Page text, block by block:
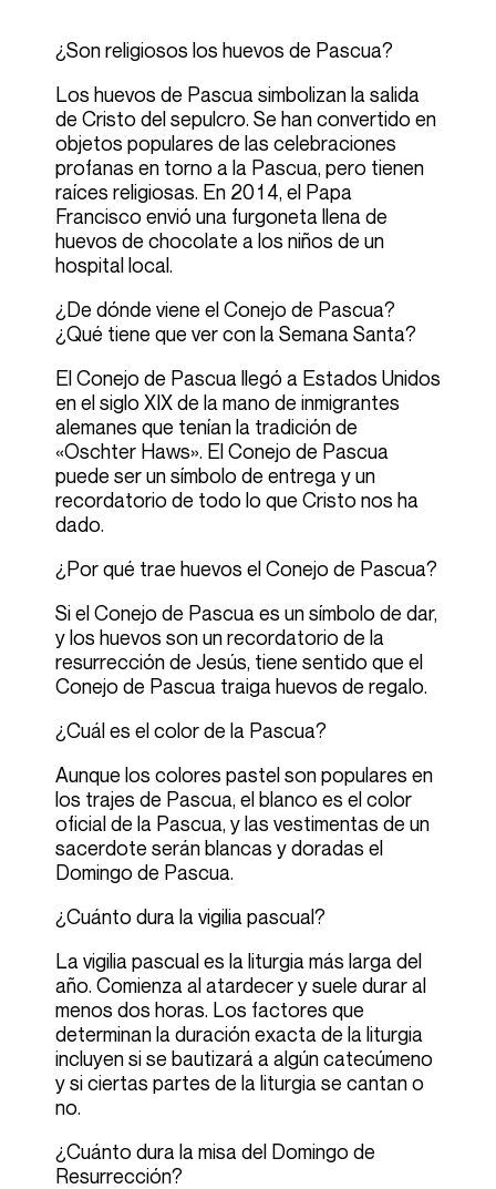
¿Son religiosos los huevos de Pascua?
Los huevos de Pascua simbolizan la salida
de Cristo del sepulcro. Se han convertido en
objetos populares de las celebraciones
profanas en torno a la Pascua, pero tienen
raíces religiosas. En 2014, el Papa
Francisco envió una furgoneta llena de
huevos de chocolate a los niños de un
hospital local.
¿De dónde viene el Conejo de Pascua?
¿Qué tiene que ver con la Semana Santa?
El Conejo de Pascua llegó a Estados Unidos
en el siglo XIX de la mano de inmigrantes
alemanes que tenían la tradición de
«Oschter Haws». El Conejo de Pascua
puede ser un símbolo de entrega y un
recordatorio de todo lo que Cristo nos ha
dado.
¿Por qué trae huevos el Conejo de Pascua?
Si el Conejo de Pascua es un símbolo de dar,
y los huevos son un recordatorio de la
resurrección de Jesús, tiene sentido que el
Conejo de Pascua traiga huevos de regalo.
¿Cuál es el color de la Pascua?
Aunque los colores pastel son populares en
los trajes de Pascua, el blanco es el color
oficial de la Pascua, y las vestimentas de un
sacerdote serán blancas y doradas el
Domingo de Pascua.
¿Cuánto dura la vigilia pascual?
La vigilia pascual es la liturgia más larga del
año. Comienza al atardecer y suele durar al
menos dos horas. Los factores que
determinan la duración exacta de la liturgia
incluyen si se bautizará a algún catecúmeno
y si ciertas partes de la liturgia se cantan o
no.
¿Cuánto dura la misa del Domingo de
Resurrección?